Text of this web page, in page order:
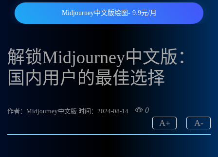
Midjourney中文版绘图- 9.9元/月
解锁Midjourney中文版：
国内用户的最佳选择
作者：Midjourney中文版 时间：2024-08-14 0
A-
A+